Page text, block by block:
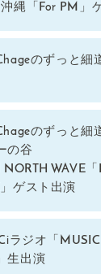
縄「For PM」
のずっと細
のずっと細
の谷
NORTH WAVE
ゲスト出演
ラジオ「
生出演